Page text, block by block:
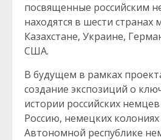
посвященные российским
находятся в шести странах
Казахстане, Украине,
США.
В будущем в рамках
создание экспозиций о
истории российских
Россию, немецких колониях
Автономной республике